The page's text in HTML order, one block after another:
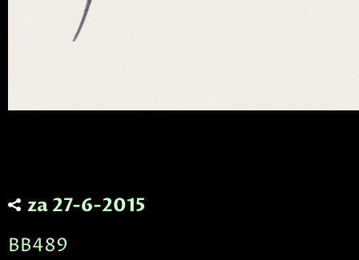
za 27-6-2015
BB489